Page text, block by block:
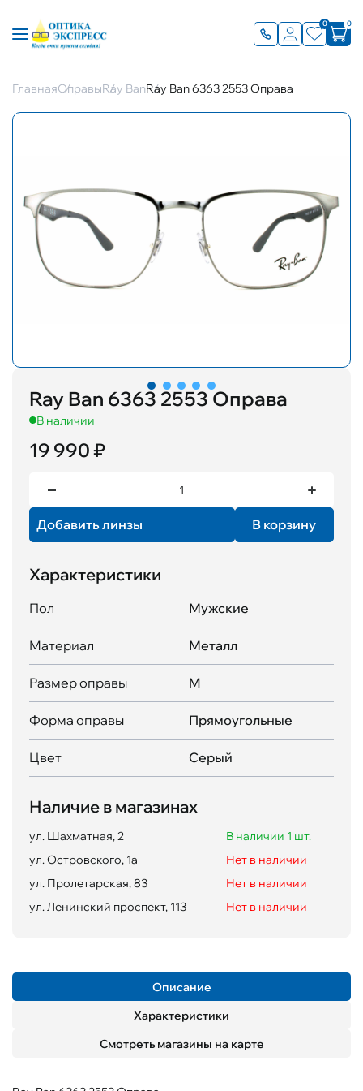
0 0
ГлавнаяОправыRay BanRay Ban 6363 2553 Оправа
Ray Ban 6363 2553 Оправа
В наличии
19 990 ₽
Добавить линзы В корзину
Характеристики
Пол Мужские
Материал Металл
Размер оправы M
Форма оправы Прямоугольные
Цвет Серый
Наличие в магазинах
ул. Шахматная, 2
В наличии 1 шт.
ул. Островского, 1а
Нет в наличии
ул. Пролетарская, 83
Нет в наличии
ул. Ленинский проспект, 113
Нет в наличии
Описание
Характеристики
Смотреть магазины на карте